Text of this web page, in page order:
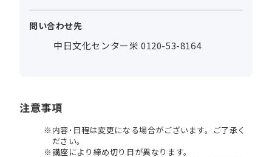
問い合わせ先
中日文化センター栄 0120-53-8164
注意事項
内容･日程は変更になる場合がございます。ご了承く
ださい。
講座により締め切り日が異なります。